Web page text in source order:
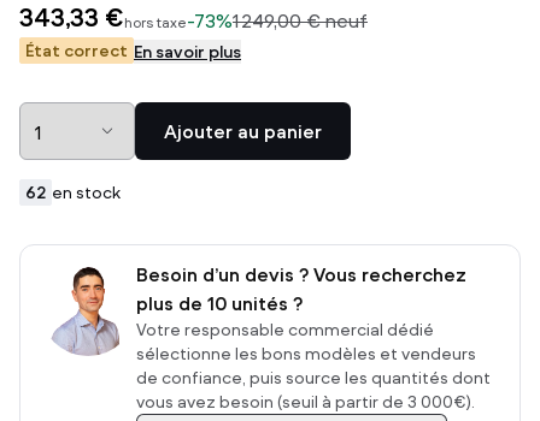
343,33 €hors taxe-73%1 249,00 € neuf
État correct En savoir plus
Ajouter au panier
62 en stock
Besoin d’un devis ? Vous recherchez
plus de 10 unités ?
Votre responsable commercial dédié
sélectionne les bons modèles et vendeurs
de confiance, puis source les quantités dont
vous avez besoin (seuil à partir de 3 000€).